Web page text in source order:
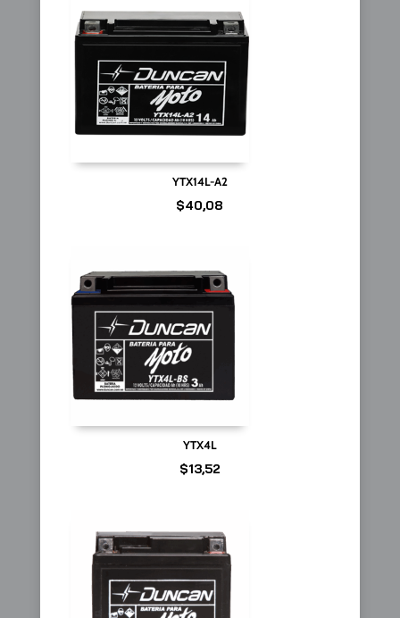
YTX14L-A2
$40,08
YTX4L
$13,52